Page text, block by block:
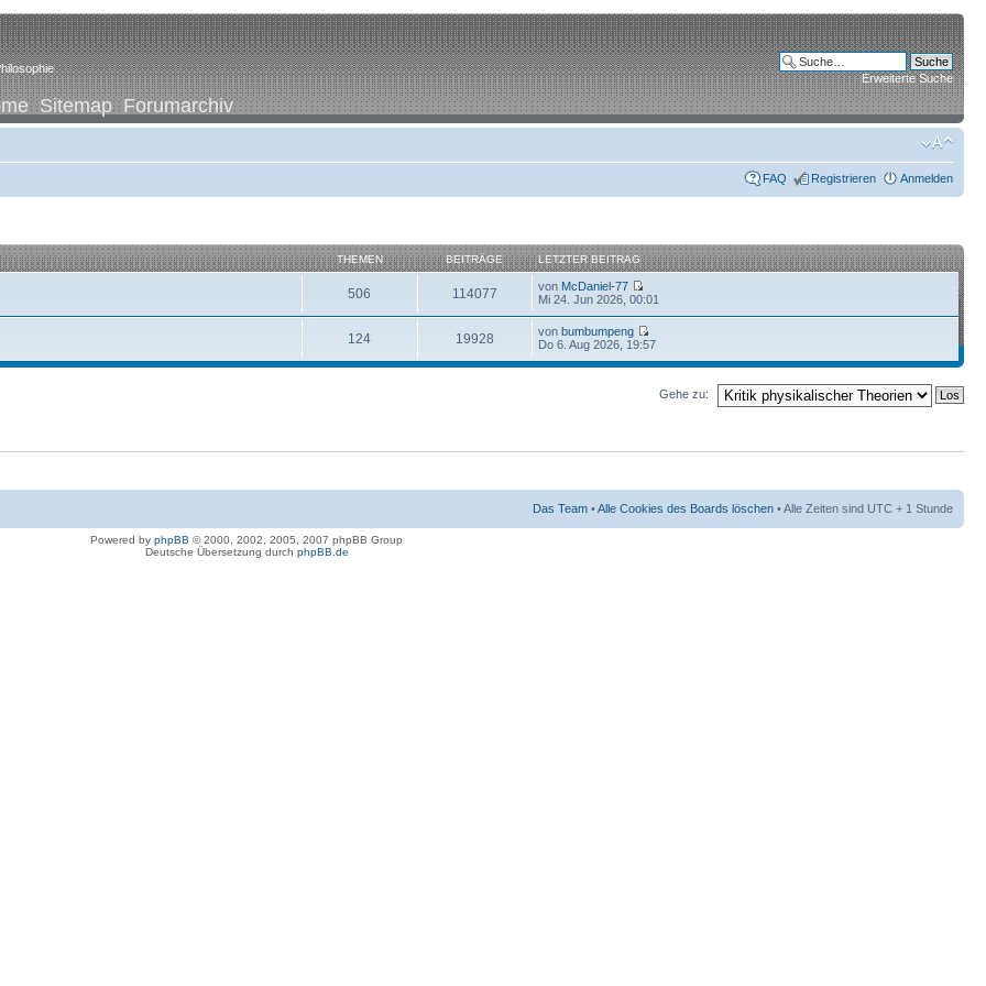
Sitemap Forumarchiv
Erweiterte Suche
FAQ Registrieren Anmelden
THEMEN BEITRÄGE LETZTER BEITRAG
506 114077 von McDaniel-77
Mi 24. Jun 2026, 00:01
124 19928 vonbumbumpeng
Do 6. Aug 2026, 19:57
Gehe zu:
Das Team •Alle Cookies des Boards löschen • Alle Zeiten sind UTC + 1 Stunde
Powered by phpBB © 2000, 2002, 2005, 2007 phpBB Group
Deutsche Übersetzung durch phpBB.de